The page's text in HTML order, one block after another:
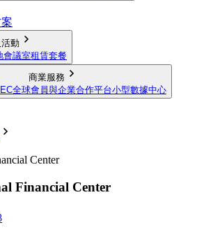
動
會議室租賃套餐
商業服務
全球會員與企業合作平台小型數據中心
Center
Financial Center